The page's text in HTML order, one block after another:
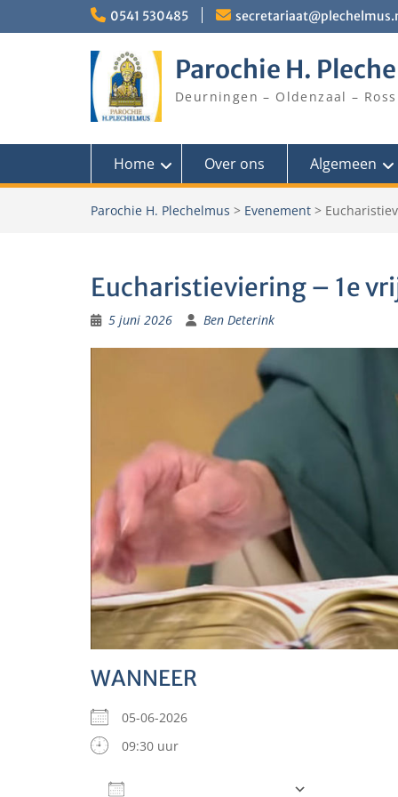
0541 530485
Parochie H.
Deurningen – Oldenzaal –
Home Over ons Algemeen
Parochie H. Plechelmus > Evenement >
Eucharistieviering – 1e
5 juni 2026 Ben Deterink
WANNEER
05-06-2026
09:30 uur